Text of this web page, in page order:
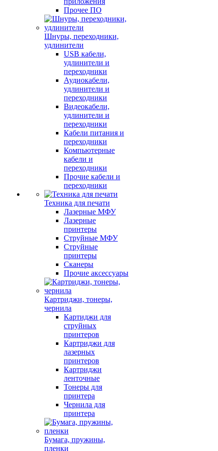
Прочее ПО
Шнуры, переходники,
удлинители
USB кабели,
удлинители и
переходники
Аудиокабели,
удлинители и
переходники
Видеокабели,
удлинители и
переходники
Кабели питания и
переходники
Компьютерные
кабели и
переходники
Прочие кабели и
переходники
Техника для печати
Лазерные МФУ
Лазерные
принтеры
Струйные МФУ
Струйные
принтеры
Сканеры
Прочие аксессуары
Картриджи, тонеры,
чернила
Картиджи для
струйных
принтеров
Картриджи для
лазерных
принтеров
Картриджи
ленточные
Тонеры для
принтера
Чернила для
принтера
Бумага, пружины,
пленки